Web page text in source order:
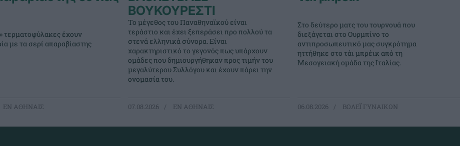
τερματοφύλακες έχουν
με τα σερί απαραβίαστης
EΝ ΑΘΗΝΑΙΣ
ΒΟΥΚΟΥΡΕΣΤΙ
Το μέγεθος του Παναθηναϊκού είναι
τεράστιο και έχει ξεπεράσει προ πολλού τα
στενά ελληνικά σύνορα. Είναι
χαρακτηριστικό το γεγονός πως υπάρχουν
ομάδες που δημιουργήθηκαν προς τιμήν του
μεγαλύτερου Συλλόγου και έχουν πάρει την
ονομασία του.
07.08.2026 EΝ ΑΘΗΝΑΙΣ
Στο δεύτερο ματς του τουρνουά που
διεξάγεται στο Ουρμπίνο το
αντιπροσωπευτικό μας συγκρότημα
ηττήθηκε στο τάι μπρέικ από τη
Μεσογειακή ομάδα της Ιταλίας.
06.08.2026 ΒΟΛΕΪ ΓΥΝΑΙΚΩΝ